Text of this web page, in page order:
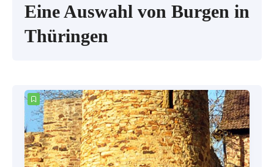
Eine Auswahl von Burgen in
Thüringen